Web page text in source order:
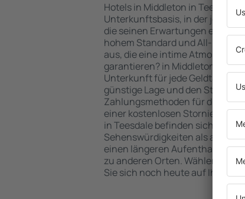
Hotels in Middleton in Teesdale
Unterkunftsbasis, in der jeder
die seinen Erwartungen
hohem Standard und All-
aus, die eine intime
garantieren? in Middleton in
Unterkunft für jede Geldtasche
günstige Lage und den
Zahlungsmethoden für die
einer kostenlosen Stornierung
in Teesdale befinden sich
Sehenswürdigkeiten als auch
einen längeren Aufenthalt und
zu anderen Orten. Wählen Sie
Sie sich noch heute auf Ihre